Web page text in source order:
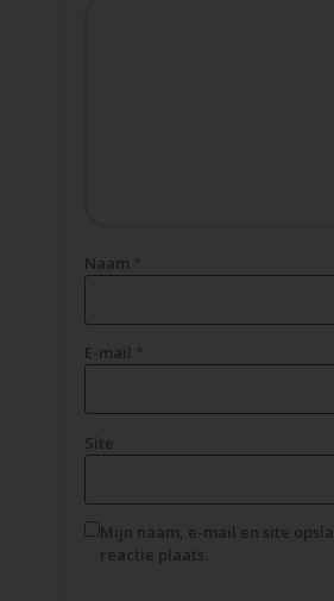
Naam *
E-mail *
Site
Mijn naam, e-mail en site
reactie plaats.